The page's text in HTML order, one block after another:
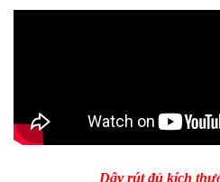
Dây rút đủ kích